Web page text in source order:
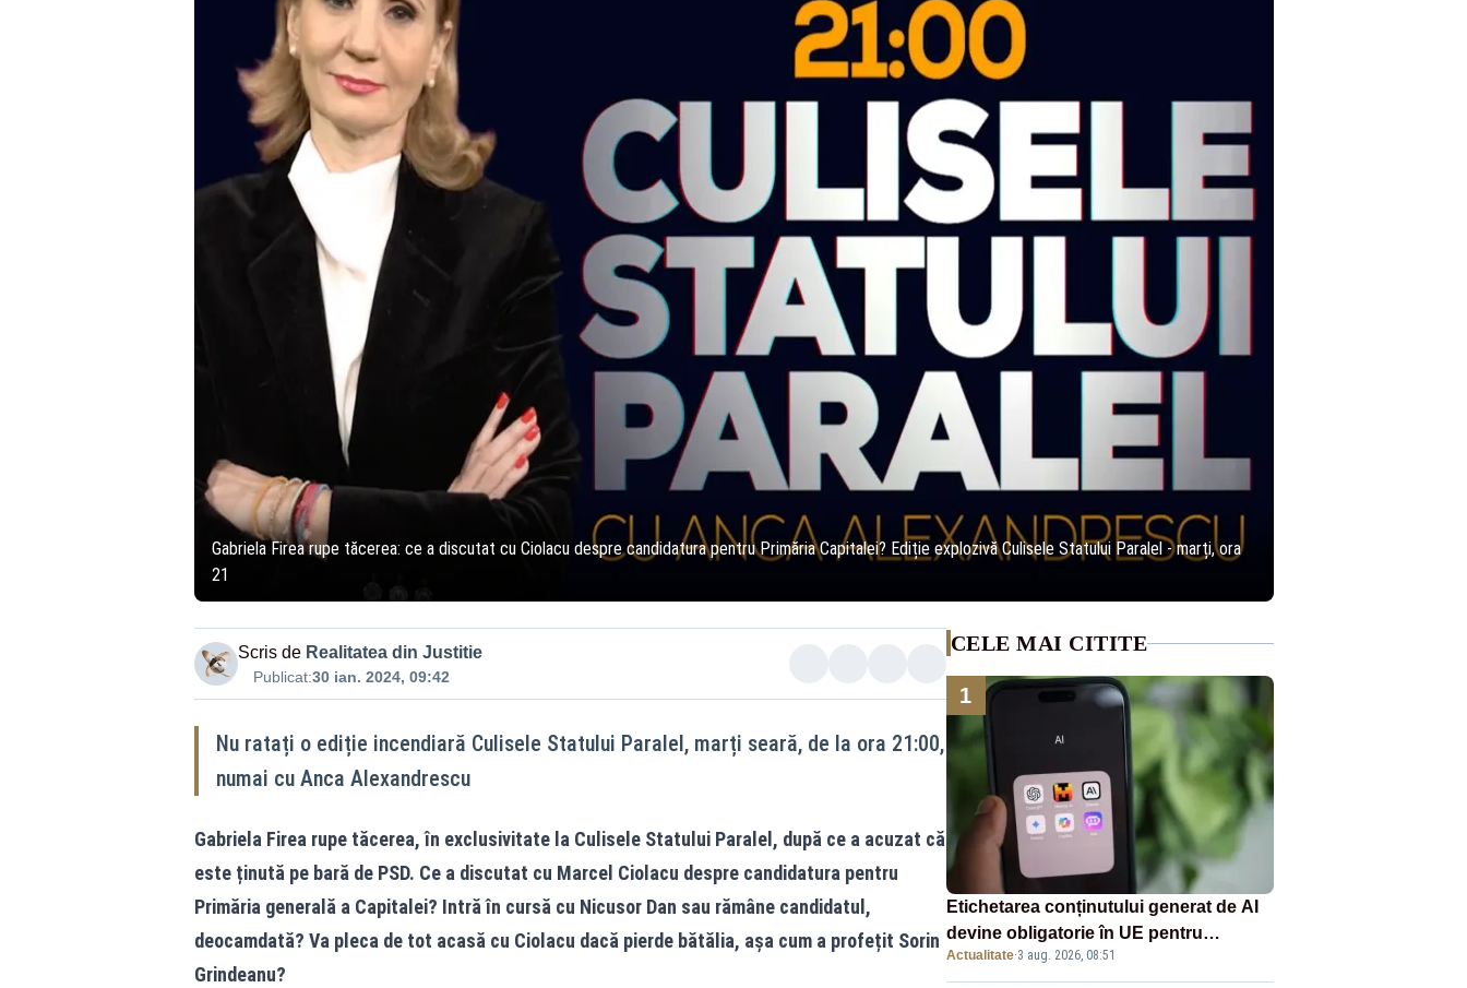
Gabriela Firea rupe tăcerea: ce a discutat cu Ciolacu despre candidatura pentru Primăria Capitalei? Ediție explozivă Culisele Statului Paralel - marți, ora
21
Scris de Realitatea din Justitie
Publicat:30 ian. 2024, 09:42
Nu ratați o ediție incendiară Culisele Statului Paralel, marți seară, de la ora 21:00,
numai cu Anca Alexandrescu
Gabriela Firea rupe tăcerea, în exclusivitate la Culisele Statului Paralel, după ce a acuzat că
este ținută pe bară de PSD. Ce a discutat cu Marcel Ciolacu despre candidatura pentru
Primăria generală a Capitalei? Intră în cursă cu Nicusor Dan sau rămâne candidatul,
deocamdată? Va pleca de tot acasă cu Ciolacu dacă pierde bătălia, așa cum a profețit Sorin
Grindeanu?
CELE MAI CITITE
1
Etichetarea conținutului generat de AI
devine obligatorie în UE pentru
companii
Actualitate·3 aug. 2026, 08:51